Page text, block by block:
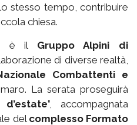
stesso tempo, contribuire
chiesa.
è il Gruppo Alpini di
di diverse realtà,
Combattenti e
La serata proseguirà
d’estate”, accompagnata
del complesso Formato